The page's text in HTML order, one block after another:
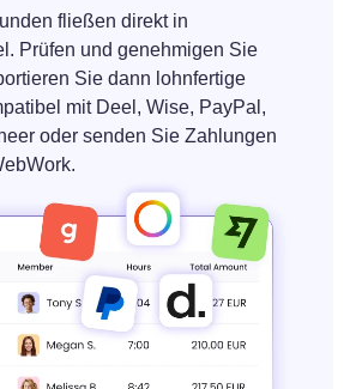
fließen direkt in
Prüfen und genehmigen Sie
Sie dann lohnfertige
mit Deel, Wise, PayPal,
oder senden Sie Zahlungen